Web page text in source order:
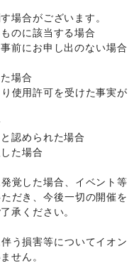
通信教育/
教師/おもちゃ・絵本/
健康グッズ/
ージ・整体
サプリメント/
レンズ
サリー/ ガジェット/
/アイドル・芸能人/
/ CD・DVD・本・雑誌
ラマ/映画/
宝くじ /
場合がございます。
のに該当する場合
前にお申し出のない場合
場合
使用許可を受けた事実が
認められた場合
た場合
覚した場合、イベント等
だき、今後一切の開催を
承ください。
う損害等についてイオン
せん。